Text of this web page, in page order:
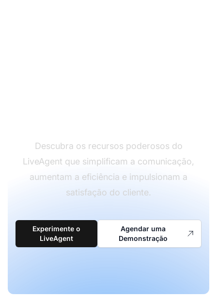
Descubra os recursos poderosos do
LiveAgent que simplificam a comunicação,
aumentam a eficiência e impulsionam a
satisfação do cliente.
Experimente o
LiveAgent
Agendar uma
Demonstração